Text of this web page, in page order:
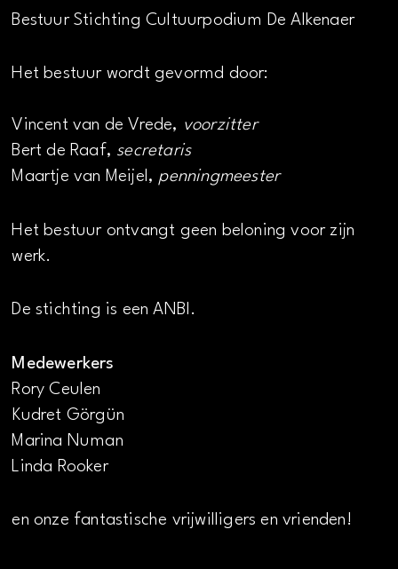
Bestuur Stichting Cultuurpodium De Alkenaer
Het bestuur wordt gevormd door:
Vincent van de Vrede, voorzitter
Bert de Raaf, secretaris
Maartje van Meijel, penningmeester
Het bestuur ontvangt geen beloning voor zijn
werk.
De stichting is een ANBI.
Medewerkers
Rory Ceulen
Kudret Görgün
Marina Numan
Linda Rooker
en onze fantastische vrijwilligers en vrienden!